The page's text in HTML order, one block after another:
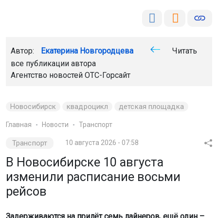
Автор: Екатерина Новгородцева
Читать
все публикации автора
Агентство новостей ОТС-Горсайт
Новосибирск квадроцикл детская площадка
Главная Новости Транспорт
Транспорт 10 августа 2026 - 07:58
В Новосибирске 10 августа
изменили расписание восьми
рейсов